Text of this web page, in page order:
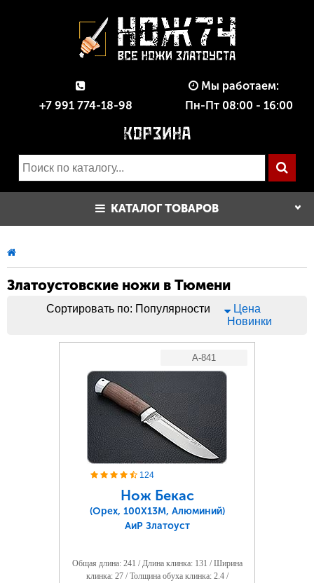
+7 991 774-18-98
Мы работаем:
Пн-Пт 08:00 - 16:00
КАТАЛОГ ТОВАРОВ
Златоустовские ножи в Тюмени
Сортировать по: Популярности
Цена
Новинки
A-841
124
Нож Бекас
(Орех, 100Х13М, Алюминий)
АиР Златоуст
Общая длина: 241 / Длина клинка: 131 / Ширина
клинка: 27 / Толщина обуха клинка: 2.4 /